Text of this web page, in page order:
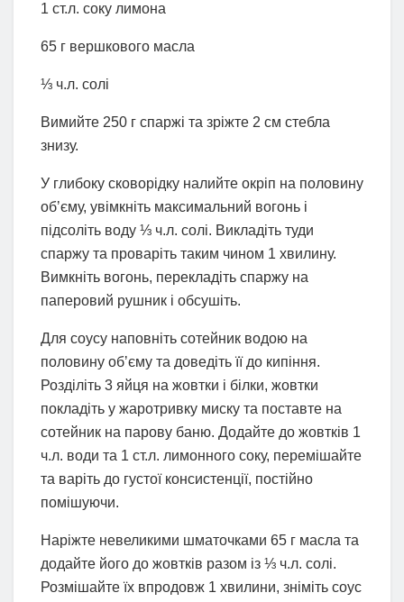
1 ст.л. соку лимона
65 г вершкового масла
⅓ ч.л. солі
Вимийте 250 г спаржі та зріжте 2 см стебла
знизу.
У глибоку сковорідку налийте окріп на половину
обʼєму, увімкніть максимальний вогонь і
підсоліть воду ⅓ ч.л. солі. Викладіть туди
спаржу та проваріть таким чином 1 хвилину.
Вимкніть вогонь, перекладіть спаржу на
паперовий рушник і обсушіть.
Для соусу наповніть сотейник водою на
половину обʼєму та доведіть її до кипіння.
Розділіть 3 яйця на жовтки і білки, жовтки
покладіть у жаротривку миску та поставте на
сотейник на парову баню. Додайте до жовтків 1
ч.л. води та 1 ст.л. лимонного соку, перемішайте
та варіть до густої консистенції, постійно
помішуючи.
Наріжте невеликими шматочками 65 г масла та
додайте його до жовтків разом із ⅓ ч.л. солі.
Розмішайте їх впродовж 1 хвилини, зніміть соус